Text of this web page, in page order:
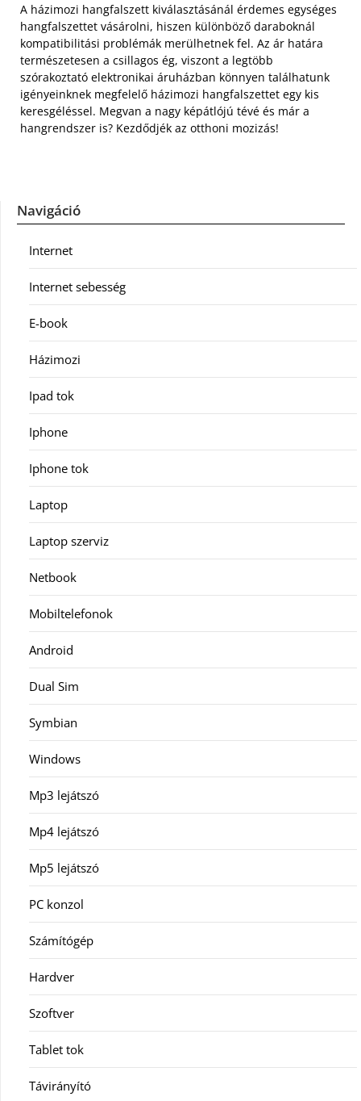
A házimozi hangfalszett kiválasztásánál érdemes egységes
hangfalszettet vásárolni, hiszen különböző daraboknál
kompatibilitási problémák merülhetnek fel. Az ár határa
természetesen a csillagos ég, viszont a legtöbb
szórakoztató elektronikai áruházban könnyen találhatunk
igényeinknek megfelelő házimozi hangfalszettet egy kis
keresgéléssel. Megvan a nagy képátlójú tévé és már a
hangrendszer is? Kezdődjék az otthoni mozizás!
Navigáció
Internet
Internet sebesség
E-book
Házimozi
Ipad tok
Iphone
Iphone tok
Laptop
Laptop szerviz
Netbook
Mobiltelefonok
Android
Dual Sim
Symbian
Windows
Mp3 lejátszó
Mp4 lejátszó
Mp5 lejátszó
PC konzol
Számítógép
Hardver
Szoftver
Tablet tok
Távirányító